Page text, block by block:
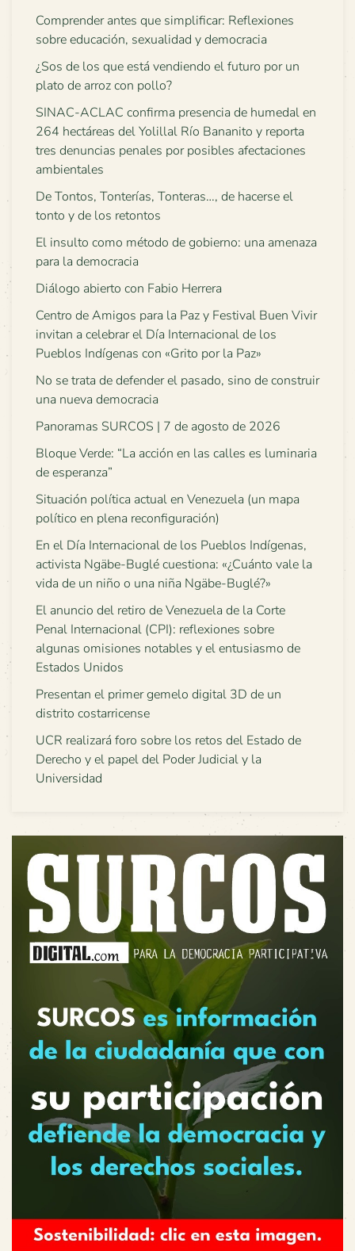
Comprender antes que simplificar: Reflexiones
sobre educación, sexualidad y democracia
¿Sos de los que está vendiendo el futuro por un
plato de arroz con pollo?
SINAC-ACLAC confirma presencia de humedal en
264 hectáreas del Yolillal Río Bananito y reporta
tres denuncias penales por posibles afectaciones
ambientales
De Tontos, Tonterías, Tonteras…, de hacerse el
tonto y de los retontos
El insulto como método de gobierno: una amenaza
para la democracia
Diálogo abierto con Fabio Herrera
Centro de Amigos para la Paz y Festival Buen Vivir
invitan a celebrar el Día Internacional de los
Pueblos Indígenas con «Grito por la Paz»
No se trata de defender el pasado, sino de construir
una nueva democracia
Panoramas SURCOS | 7 de agosto de 2026
Bloque Verde: “La acción en las calles es luminaria
de esperanza”
Situación política actual en Venezuela (un mapa
político en plena reconfiguración)
En el Día Internacional de los Pueblos Indígenas,
activista Ngäbe-Buglé cuestiona: «¿Cuánto vale la
vida de un niño o una niña Ngäbe-Buglé?»
El anuncio del retiro de Venezuela de la Corte
Penal Internacional (CPI): reflexiones sobre
algunas omisiones notables y el entusiasmo de
Estados Unidos
Presentan el primer gemelo digital 3D de un
distrito costarricense
UCR realizará foro sobre los retos del Estado de
Derecho y el papel del Poder Judicial y la
Universidad